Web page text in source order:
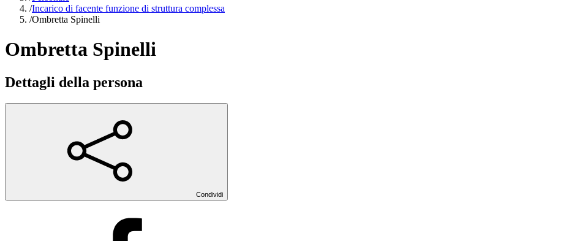
/Incarico di facente funzione di struttura complessa
/Ombretta Spinelli
Ombretta Spinelli
Dettagli della persona
Condividi